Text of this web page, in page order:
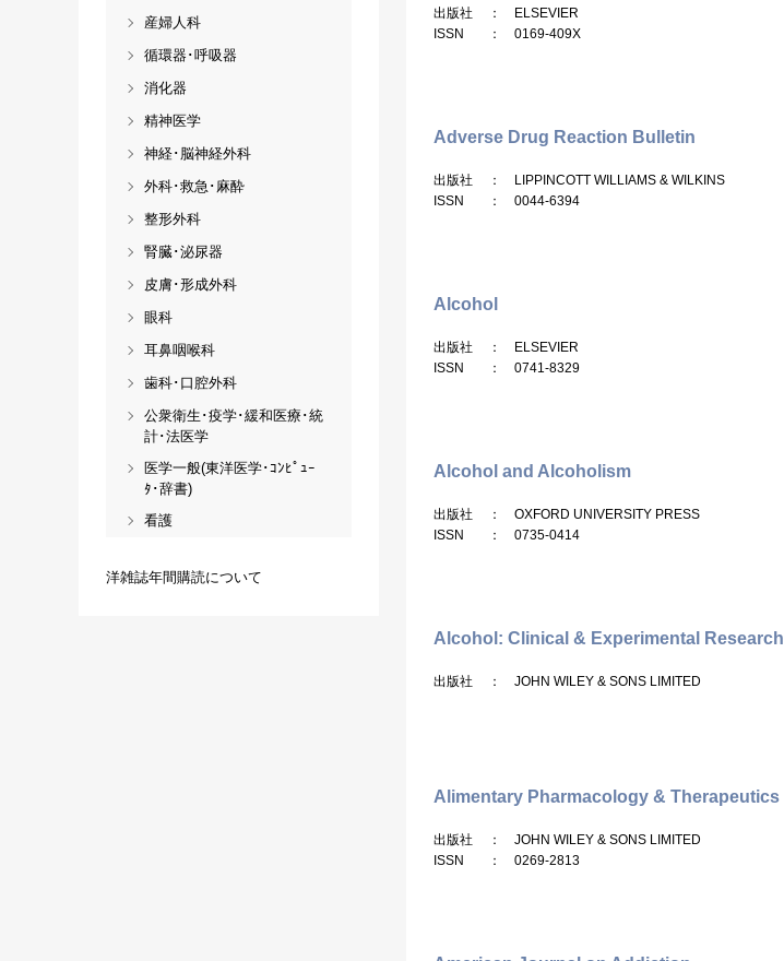
出版社
： ELSEVIER
ISSN
： 0169-409X
Adverse Drug Reaction Bulletin
出版社
： LIPPINCOTT WILLIAMS & WILKINS
ISSN
： 0044-6394
Alcohol
出版社
： ELSEVIER
ISSN
： 0741-8329
Alcohol and Alcoholism
出版社
： OXFORD UNIVERSITY PRESS
ISSN
： 0735-0414
Alcohol: Clinical & Experimental Research
出版社 ： JOHN WILEY & SONS LIMITED
Alimentary Pharmacology & Therapeutics
出版社
： JOHN WILEY & SONS LIMITED
ISSN
： 0269-2813
産婦人科
循環器･呼吸器
消化器
精神医学
神経･脳神経外科
外科･救急･麻酔
整形外科
腎臓･泌尿器
皮膚･形成外科
眼科
耳鼻咽喉科
歯科･口腔外科
公衆衛生･疫学･緩和医療･統
計･法医学
医学一般(東洋医学･ｺﾝﾋﾟｭｰ
ﾀ･辞書)
看護
洋雑誌年間購読について